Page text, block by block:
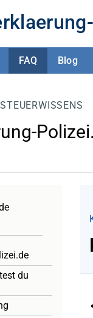
FAQ Blog
du